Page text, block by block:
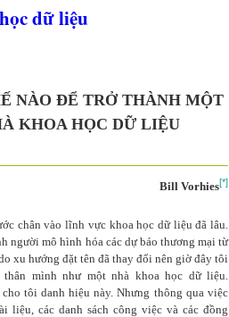
dữ liệu
NÀO ĐỂ TRỞ THÀNH MỘT
KHOA HỌC DỮ LIỆU
Bill Vorhies[*]
chân vào lĩnh vực khoa học dữ liệu đã lâu.
người mô hình hóa các dự báo thương mại từ
xu hướng đặt tên đã thay đổi nên giờ đây tôi
mình như một nhà khoa học dữ liệu.
tôi danh hiệu này. Nhưng thông qua việc
liệu, các danh sách công việc và các đồng